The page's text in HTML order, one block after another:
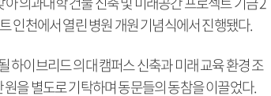
인천에서 열린 병원 개원 기념식에서 진행됐다.
하이브리드 의대 캠퍼스 신축과 미래 교육 환경 조
을 별도로 기탁하며 동문들의 동참을 이끌었다.